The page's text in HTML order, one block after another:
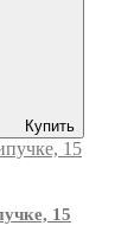
Купить
15